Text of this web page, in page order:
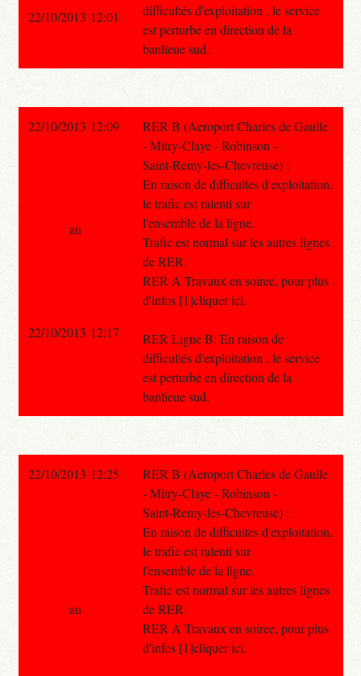
difficultés d'exploitation , le service
est perturbé en direction de la
banlieue sud.
22/10/2013 12:01
22/10/2013 12:09
RER B (Aeroport Charles de Gaulle
- Mitry-Claye - Robinson -
Saint-Remy-les-Chevreuse) :
En raison de difficultes d'exploitation,
le trafic est ralenti sur
l'ensemble de la ligne.
Trafic est normal sur les autres lignes
de RER.
RER A Travaux en soiree, pour plus
d'infos [1]cliquer ici.
RER Ligne B: En raison de
difficultés d'exploitation , le service
est perturbé en direction de la
banlieue sud.
au
22/10/2013 12:17
22/10/2013 12:25
RER B (Aeroport Charles de Gaulle
- Mitry-Claye - Robinson -
Saint-Remy-les-Chevreuse) :
En raison de difficultes d'exploitation,
le trafic est ralenti sur
l'ensemble de la ligne.
Trafic est normal sur les autres lignes
de RER.
RER A Travaux en soiree, pour plus
d'infos [1]cliquer ici.
au